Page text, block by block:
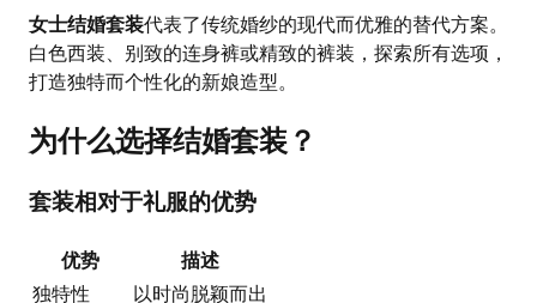
女士结婚套装代表了传统婚纱的现代而优雅的替代方案。
白色西装、别致的连身裤或精致的裤装，探索所有选项，
打造独特而个性化的新娘造型。
为什么选择结婚套装？
套装相对于礼服的优势
优势
描述
独特性
以时尚脱颖而出